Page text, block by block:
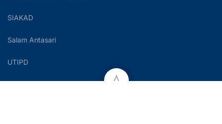
SIAKAD
Salam Antasari
UTIPD